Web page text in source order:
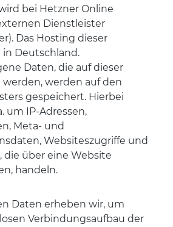
bei Hetzner Online
Dienstleister
Das Hosting dieser
Deutschland.
Daten, die auf dieser
werden, werden auf den
gespeichert. Hierbei
um IP-Adressen,
Meta- und
Websiteszugriffe und
die über eine Website
handeln.
Daten erheben wir, um
Verbindungsaufbau der